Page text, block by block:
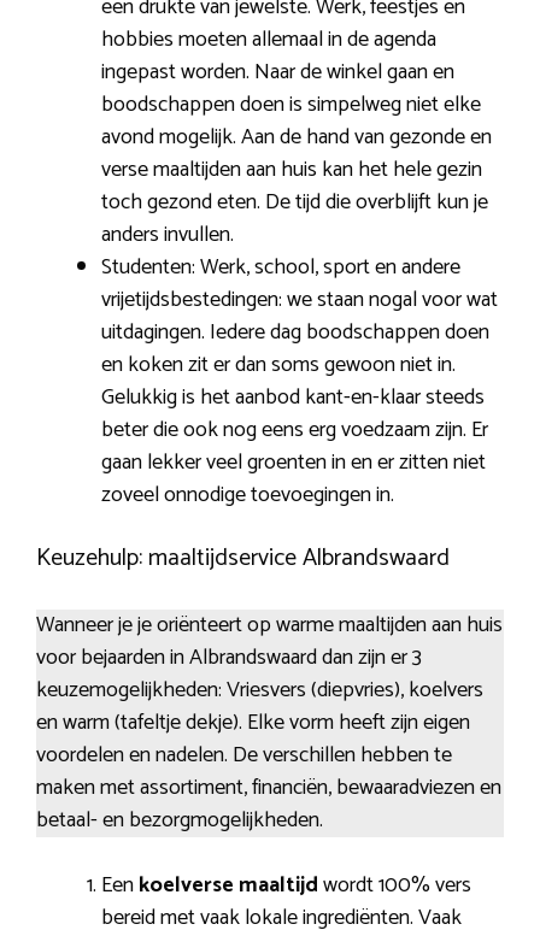
hobbies moeten allemaal in de agenda
ingepast worden. Naar de winkel gaan en
boodschappen doen is simpelweg niet elke
avond mogelijk. Aan de hand van gezonde en
verse maaltijden aan huis kan het hele gezin
toch gezond eten. De tijd die overblijft kun je
anders invullen.
Studenten: Werk, school, sport en andere
vrijetijdsbestedingen: we staan nogal voor wat
uitdagingen. Iedere dag boodschappen doen
en koken zit er dan soms gewoon niet in.
Gelukkig is het aanbod kant-en-klaar steeds
beter die ook nog eens erg voedzaam zijn. Er
gaan lekker veel groenten in en er zitten niet
zoveel onnodige toevoegingen in.
Keuzehulp: maaltijdservice Albrandswaard
Wanneer je je oriënteert op warme maaltijden aan huis
voor bejaarden in Albrandswaard dan zijn er 3
keuzemogelijkheden: Vriesvers (diepvries), koelvers
en warm (tafeltje dekje). Elke vorm heeft zijn eigen
voordelen en nadelen. De verschillen hebben te
maken met assortiment, financiën, bewaaradviezen en
betaal- en bezorgmogelijkheden.
Eenkoelverse maaltijdwordt 100% vers
bereid met vaak lokale ingrediënten. Vaak